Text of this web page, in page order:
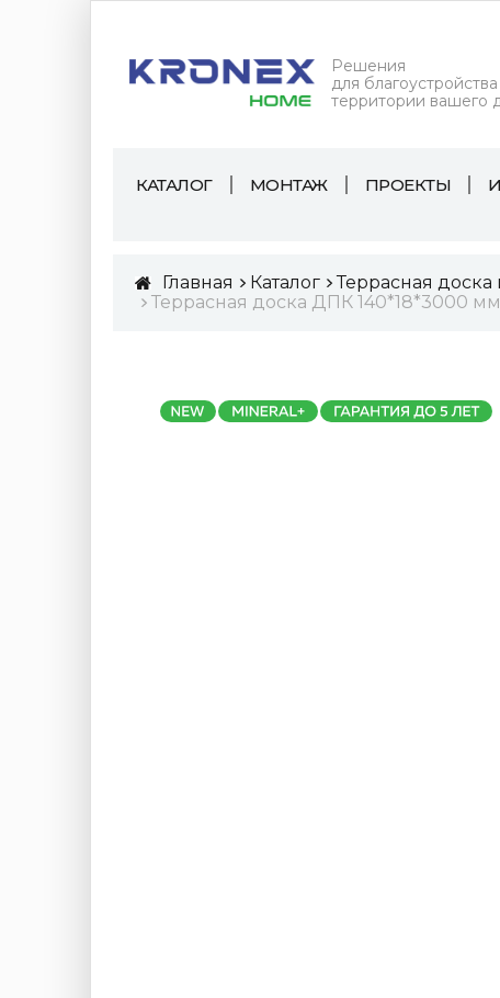
Решения
для благоустройства
территории вашего
КАТАЛОГ МОНТАЖ ПРОЕКТЫ
Главная Каталог
Террасная
Террасная доска ДПК 140*18*3000